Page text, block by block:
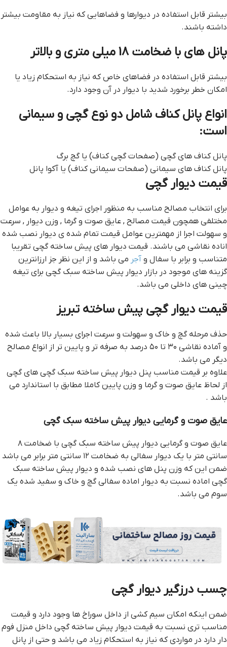
بیشتر قابل استفاده در دیوارها و فضاهایی که نیاز به مقاومت بیشتر
داشته باشند.
پانل های با ضخامت 18 میلی متری و بالاتر
بیشتر قابل استفاده در فضاهای خاص که نیاز به استحکام زیاد یا
امکان خطر برخورد شدید با دیوار در آن وجود دارد.
انواع پانل کناف شامل دو نوع گچی و سیمانی
است:
پانل کناف های گچی (صفحات گچی کناف) یا گچ برگ
پانل کناف های سیمانی (صفحات سیمانی کناف) یا آکوا پانل
قیمت دیوار گچی
برای انتخاب مصالح مناسب به منظور اجرای تیغه و دیوار به عوامل
مختلفی همچون قیمت مصالح , عایق صوت و گرما , وزن دیوار , سرعت
و سهولت اجرا از مهمترین عوامل قیمت تمام شده ی دیوار نصب شده
اناده نقاشی می باشند. قیمت دیوار های پیش ساخته گچی تقریبا
متناسب و برابر با سفال و آجر می باشد و از این نظر جز ارزانترین
گزینه های موجود در بازار دیوار پیش ساخته سبک گچی برای تیغه
چینی های داخلی می باشد.
قيمت ديوار گچي پيش ساخته تبريز
حذف مرحله گچ و خاک و سهولت و سرعت اجرای بسیار بالا باعث شده
و آماده نقاشی ۳۰ تا ۵۰ درصد به صرفه تر و پایین تر از انواع مصالح
دیگر می باشد.
علاوه بر قیمت مناسب پنل دیوار پیش ساخته سبک گچی های گچی
از لحاظ عایق صوت و گرما و وزن پایین کاملا مطابق با استاندارد می
باشد .
عایق صوت و گرمایی دیوار پیش ساخته سبک گچی
عایق صوت و گرمایی دیوار پیش ساخته سبک گچی با ضخامت ۸
سانتی متر با یک دیوار سفالی به ضخامت ۱۲ سانتی متر برابر می باشد
ضمن این که وزن پنل های نصب شده و دیوار پیش ساخته سبک
گچی اماده نسبت به دیوار اماده سفالی گچ و خاک و سفید شده یک
سوم می باشد.
چسب درزگير ديوار گچي
ضمن اینکه امکان سیم کشی از داخل سوراخ ها وجود دارد و قیمت
مناسب تری نسبت به قیمت دیوار پیش ساخته گچی داخل منزل فوم
دار دارد در مواردی که نیاز به استحکام زیاد می باشد و حتی از پانل